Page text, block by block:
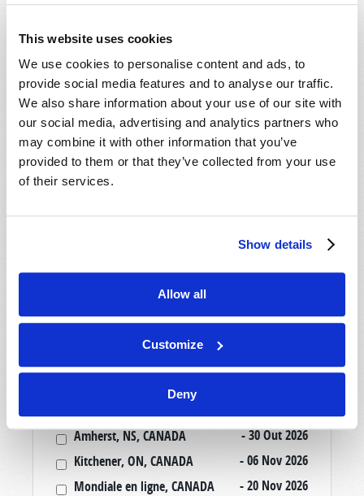
This website uses cookies
We use cookies to personalise content and ads, to
provide social media features and to analyse our traffic.
We also share information about your use of our site with
our social media, advertising and analytics partners who
may combine it with other information that you’ve
provided to them or that they’ve collected from your use
of their services.
Show details
Allow all
Customize
Deny
Winkler, MB, CANADA
- 22 Ago 2026
Rapid City, SD, USA
Salinas, CA, USA
- 23 Ago 2026
Cincinnati, OH, USA
- 29 Ago 2026
Tallahassee, FL, USA
- 29 Ago 2026
Rapid City, SD, USA
- 30 Ago 2026
Valdosta, GA, USA
- 30 Ago 2026
Mondiale en ligne, CANADA
Saint John, NB, CANADA
Amherst, NS, CANADA
- 30 Out 2026
Kitchener, ON, CANADA
- 06 Nov 2026
Mondiale en ligne, CANADA
- 20 Nov 2026